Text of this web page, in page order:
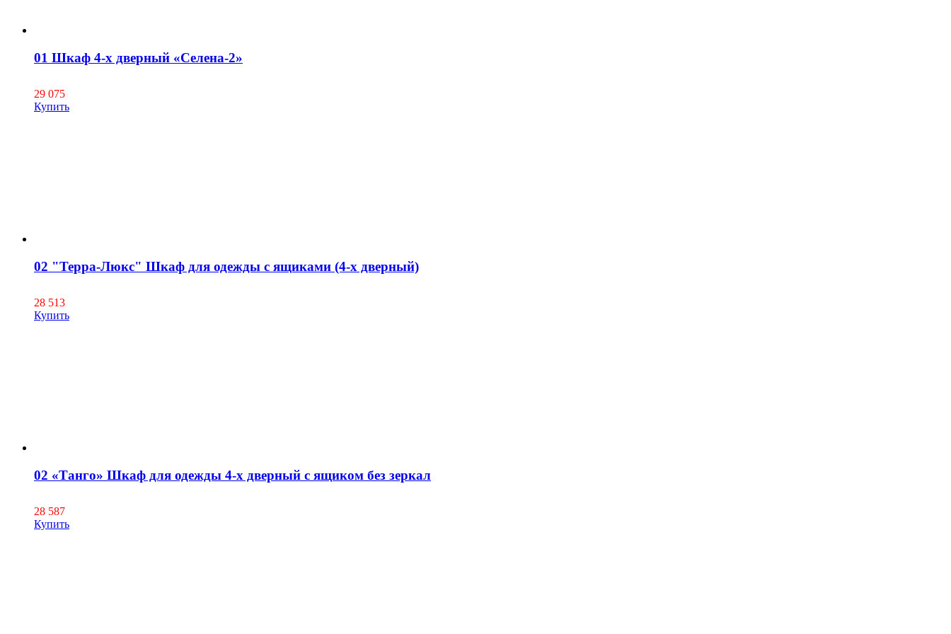
01 Шкаф 4-х дверный «Селена-2»
29 075
Купить
02 "Терра-Люкс" Шкаф для одежды с ящиками (4-х дверный)
28 513
Купить
02 «Танго» Шкаф для одежды 4-х дверный с ящиком без зеркал
28 587
Купить